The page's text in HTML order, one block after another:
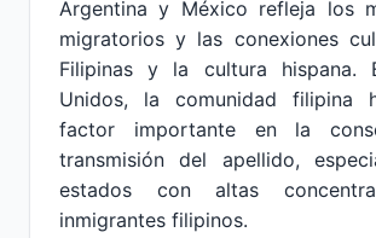
Argentina y México refleja los
migratorios y las conexiones
Filipinas y la cultura hispana.
Unidos, la comunidad filipina
factor importante en la
transmisión del apellido,
estados con altas
inmigrantes filipinos.